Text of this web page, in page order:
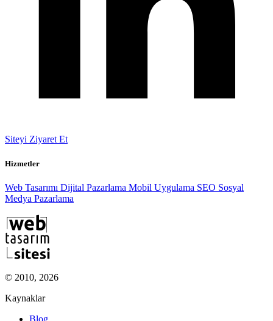
Siteyi Ziyaret Et
Hizmetler
Web Tasarımı Dijital Pazarlama Mobil Uygulama SEO Sosyal
Medya Pazarlama
© 2010, 2026
Kaynaklar
Blog